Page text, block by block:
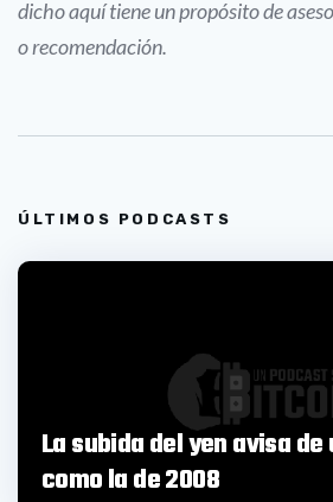
dicho aquí tiene un propósito de
o recomendación.
ÚLTIMOS PODCASTS
La subida del yen avisa
como la de 2008